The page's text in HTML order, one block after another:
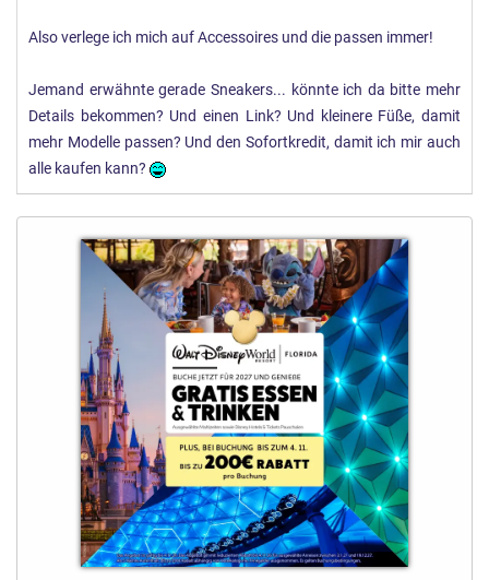
Also verlege ich mich auf Accessoires und die passen immer!
Jemand erwähnte gerade Sneakers... könnte ich da bitte mehr
Details bekommen? Und einen Link? Und kleinere Füße, damit
mehr Modelle passen? Und den Sofortkredit, damit ich mir auch
alle kaufen kann?